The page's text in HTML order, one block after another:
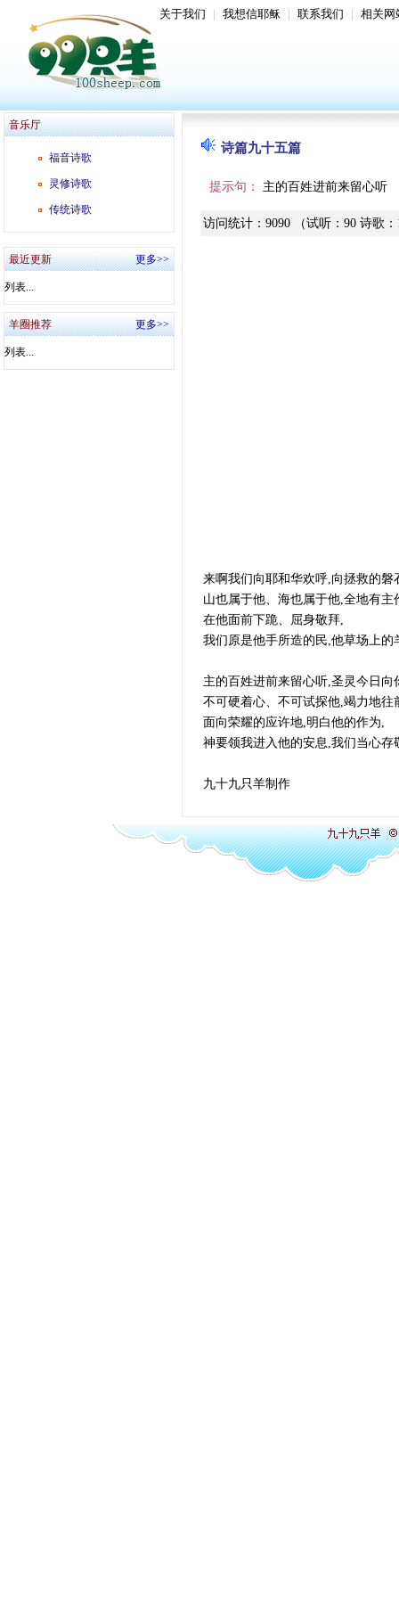
关于我们 | 我想信耶稣 | 联系我们 | 相关网
音乐厅
福音诗歌
灵修诗歌
传统诗歌
最近更新 更多>>
列表...
羊圈推荐 更多>>
列表...
诗篇九十五篇
提示句： 主的百姓进前来留心听
访问统计： 9090 （试听： 90 诗歌 ：
来啊我们向耶和华欢呼,向拯救的磐
山也属于他、海也属于他,全地有主
在他面前下跪、屈身敬拜,
我们原是他手所造的民,他草场上的
主的百姓进前来留心听,圣灵今日向
不可硬着心、不可试探他,竭力地往
面向荣耀的应许地,明白他的作为,
神要领我进入他的安息,我们当心存
九十九只羊制作